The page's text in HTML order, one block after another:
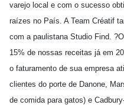
varejo local e com o sucesso
raízes no País. A Team Créatif
com a paulistana Studio Find.
15% de nossas receitas já em
o faturamento de sua empresa
clientes do porte de Danone,
de comida para gatos) e